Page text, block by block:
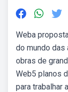
Weba
do mundo das
obras de
Web5 planos
para trabalhar